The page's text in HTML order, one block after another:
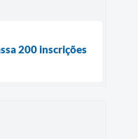
200 inscrições